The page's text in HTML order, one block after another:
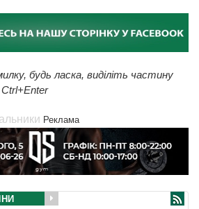
будь ласка, виділіть частину
Реклама